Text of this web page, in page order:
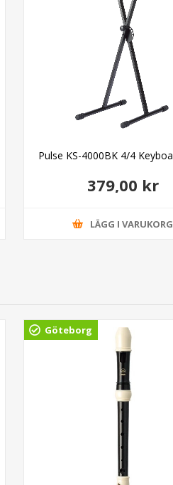
Pulse KS-4000BK 4/4
379,00 kr
LÄGG I VARUKORG
Göteborg